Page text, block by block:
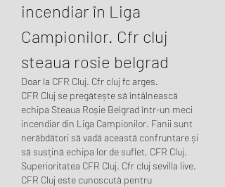
incendiar în Liga
Campionilor. Cfr cluj
steaua rosie belgrad
Doar la CFR Cluj. Cfr cluj fc arges.
CFR Cluj se pregătește să întâlnească
echipa Steaua Roșie Belgrad într-un meci
incendiar din Liga Campionilor. Fanii sunt
nerăbdători să vadă această confruntare și
să susțină echipa lor de suflet, CFR Cluj.
Superioritatea CFR Cluj. Cfr cluj sevilla live.
CFR Cluj este cunoscută pentru